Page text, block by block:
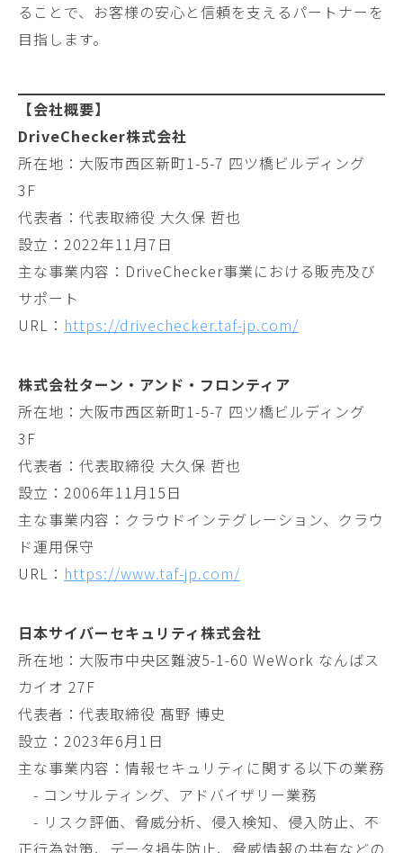
ることで、お客様の安心と信頼を支えるパートナーを
目指します。
【会社概要】
DriveChecker株式会社
所在地：大阪市西区新町1-5-7 四ツ橋ビルディング
3F
代表者：代表取締役 大久保 哲也
設立：2022年11月7日
主な事業内容：DriveChecker事業における販売及び
サポート
URL： https://drivechecker.taf-jp.com/
株式会社ターン・アンド・フロンティア
所在地：大阪市西区新町1-5-7 四ツ橋ビルディング
3F
代表者：代表取締役 大久保 哲也
設立：2006年11月15日
主な事業内容：クラウドインテグレーション、クラウ
ド運用保守
URL： https://www.taf-jp.com/
日本サイバーセキュリティ株式会社
所在地：大阪市中央区難波5-1-60 WeWork なんばス
カイオ 27F
代表者：代表取締役 髙野 博史
設立：2023年6月1日
主な事業内容：情報セキュリティに関する以下の業務
- コンサルティング、アドバイザリー業務
- リスク評価、脅威分析、侵入検知、侵入防止、不
正行為対策、データ損失防止、脅威情報の共有などの